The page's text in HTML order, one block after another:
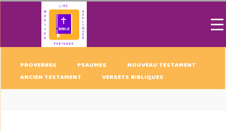
PROVERBES PSAUMES
NOUVEAU TESTAMENT
ANCIEN TESTAMENT
VERSETS BIBLIQUES